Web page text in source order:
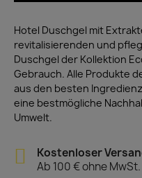
Hotel Duschgel mit
revitalisierenden und
Duschgel der Kollektion
Gebrauch. Alle Produkte
aus den besten
eine bestmögliche
Umwelt.
Kostenloser
Ab 100 € ohne